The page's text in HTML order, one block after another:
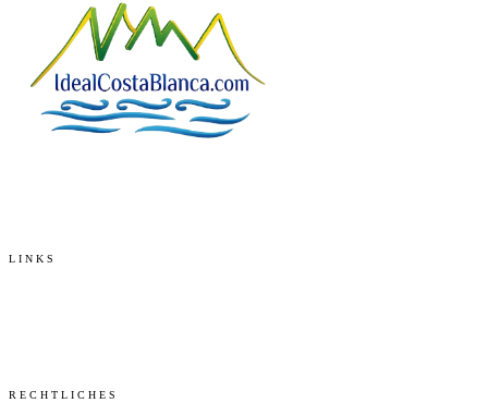
LINKS
RECHTLICHES